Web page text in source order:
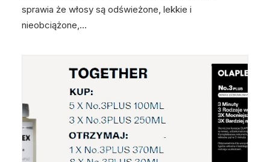
sprawia że włosy są odświeżone, lekkie i
nieobciążone,…